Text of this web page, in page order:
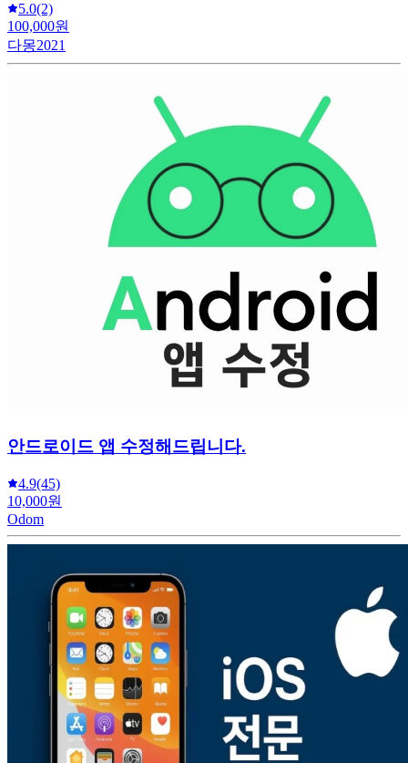
5.0(2)
100,000원
다몽2021
안드로이드 앱 수정해드립니다.
4.9(45)
10,000원
Odom